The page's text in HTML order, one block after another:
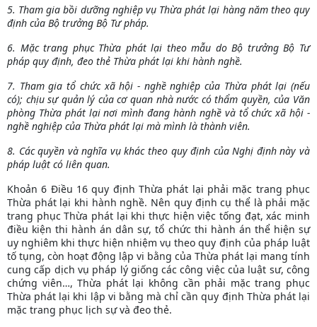
5. Tham gia bồi dưỡng nghiệp vụ Thừa phát lại hàng năm theo quy
định của Bộ trưởng Bộ Tư pháp.
6. Mặc trang phục Thừa phát lại theo mẫu do Bộ trưởng Bộ Tư
pháp quy định, đeo thẻ Thừa phát lại khi hành nghề.
7. Tham gia tổ chức xã hội - nghề nghiệp của Thừa phát lại (nếu
có); chịu sự quản lý của cơ quan nhà nước có thẩm quyền, của Văn
phòng Thừa phát lại nơi mình đang hành nghề và tổ chức xã hội -
nghề nghiệp của Thừa phát lại mà mình là thành viên.
8. Các quyền và nghĩa vụ khác theo quy định của Nghị định này và
pháp luật có liên quan.
Khoản 6 Điều 16 quy định Thừa phát lại phải mặc trang phục
Thừa phát lại khi hành nghề. Nên quy định cụ thể là phải mặc
trang phục Thừa phát lại khi thực hiện việc tống đạt, xác minh
điều kiện thi hành án dân sự, tổ chức thi hành án thể hiện sự
uy nghiêm khi thực hiện nhiệm vụ theo quy định của pháp luật
tố tụng, còn hoạt động lập vi bằng của Thừa phát lại mang tính
cung cấp dịch vụ pháp lý giống các công việc của luật sư, công
chứng viên…, Thừa phát lại không cần phải mặc trang phục
Thừa phát lại khi lập vi bằng mà chỉ cần quy định Thừa phát lại
mặc trang phục lịch sự và đeo thẻ.